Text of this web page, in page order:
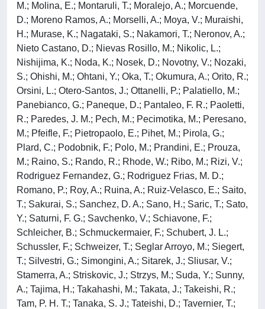
M.; Molina, E.; Montaruli, T.; Moralejo, A.; Morcuende,
D.; Moreno Ramos, A.; Morselli, A.; Moya, V.; Muraishi,
H.; Murase, K.; Nagataki, S.; Nakamori, T.; Neronov, A.;
Nieto Castano, D.; Nievas Rosillo, M.; Nikolic, L.;
Nishijima, K.; Noda, K.; Nosek, D.; Novotny, V.; Nozaki,
S.; Ohishi, M.; Ohtani, Y.; Oka, T.; Okumura, A.; Orito, R.;
Orsini, L.; Otero-Santos, J.; Ottanelli, P.; Palatiello, M.;
Panebianco, G.; Paneque, D.; Pantaleo, F. R.; Paoletti,
R.; Paredes, J. M.; Pech, M.; Pecimotika, M.; Peresano,
M.; Pfeifle, F.; Pietropaolo, E.; Pihet, M.; Pirola, G.;
Plard, C.; Podobnik, F.; Polo, M.; Prandini, E.; Prouza,
M.; Raino, S.; Rando, R.; Rhode, W.; Ribo, M.; Rizi, V.;
Rodriguez Fernandez, G.; Rodriguez Frias, M. D.;
Romano, P.; Roy, A.; Ruina, A.; Ruiz-Velasco, E.; Saito,
T.; Sakurai, S.; Sanchez, D. A.; Sano, H.; Saric, T.; Sato,
Y.; Saturni, F. G.; Savchenko, V.; Schiavone, F.;
Schleicher, B.; Schmuckermaier, F.; Schubert, J. L.;
Schussler, F.; Schweizer, T.; Seglar Arroyo, M.; Siegert,
T.; Silvestri, G.; Simongini, A.; Sitarek, J.; Sliusar, V.;
Stamerra, A.; Striskovic, J.; Strzys, M.; Suda, Y.; Sunny,
A.; Tajima, H.; Takahashi, M.; Takata, J.; Takeishi, R.;
Tam, P. H. T.; Tanaka, S. J.; Tateishi, D.; Tavernier, T.;